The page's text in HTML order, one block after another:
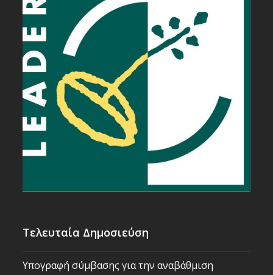
Τελευταία Δημοσιεύση
Υπογραφή σύμβασης για την αναβάθμιση